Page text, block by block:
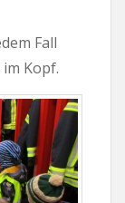
Fall
Kopf.